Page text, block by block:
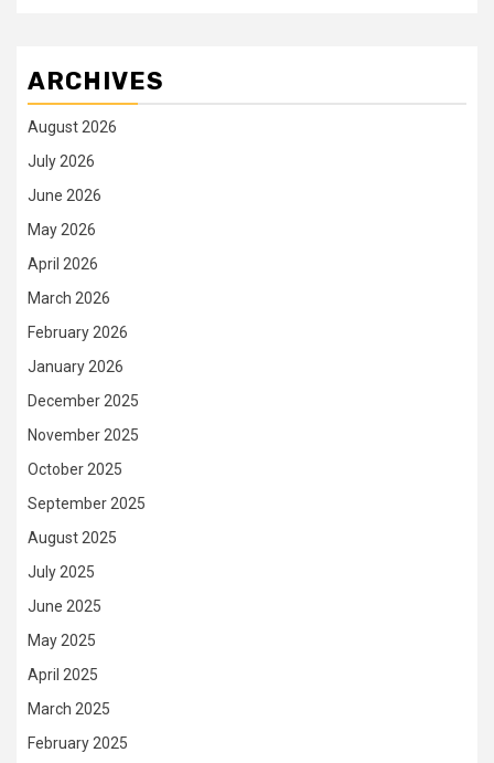
ARCHIVES
August 2026
July 2026
June 2026
May 2026
April 2026
March 2026
February 2026
January 2026
December 2025
November 2025
October 2025
September 2025
August 2025
July 2025
June 2025
May 2025
April 2025
March 2025
February 2025